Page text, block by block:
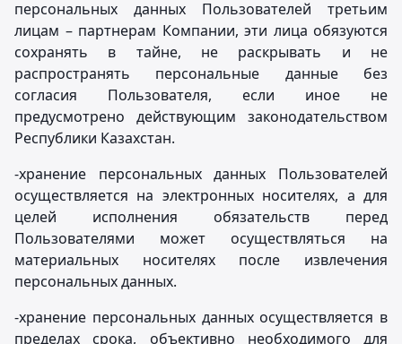
персональных данных Пользователей третьим
лицам – партнерам Компании, эти лица обязуются
сохранять в тайне, не раскрывать и не
распространять персональные данные без
согласия Пользователя, если иное не
предусмотрено действующим законодательством
Республики Казахстан.
-хранение персональных данных Пользователей
осуществляется на электронных носителях, а для
целей исполнения обязательств перед
Пользователями может осуществляться на
материальных носителях после извлечения
персональных данных.
-хранение персональных данных осуществляется в
пределах срока, объективно необходимого для